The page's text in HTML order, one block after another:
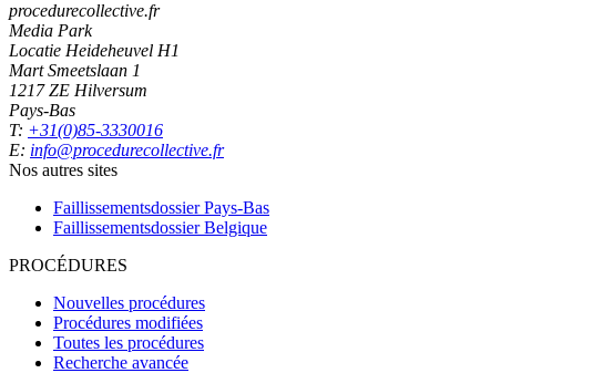
procedurecollective.fr
Media Park
Locatie Heideheuvel H1
Mart Smeetslaan 1
1217 ZE Hilversum
Pays-Bas
T: +31(0)85-3330016
E: info@procedurecollective.fr
Nos autres sites
Faillissementsdossier Pays-Bas
Faillissementsdossier Belgique
PROCÉDURES
Nouvelles procédures
Procédures modifiées
Toutes les procédures
Recherche avancée